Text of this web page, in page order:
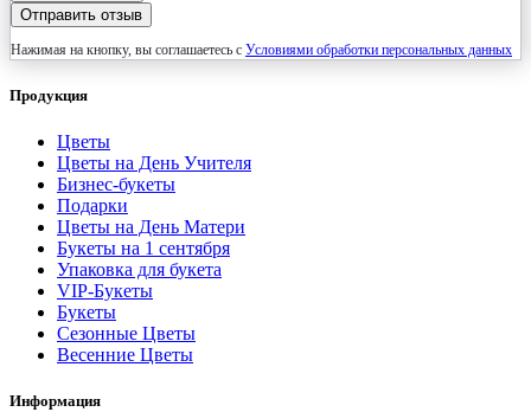
Отправить отзыв
Нажимая на кнопку, вы соглашаетесь с Условиями обработки персональных данных
Продукция
Цветы
Цветы на День Учителя
Бизнес-букеты
Подарки
Цветы на День Матери
Букеты на 1 сентября
Упаковка для букета
VIP-Букеты
Букеты
Сезонные Цветы
Весенние Цветы
Информация